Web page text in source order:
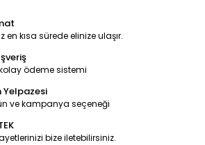
en kısa sürede elinize ulaşır.
ödeme sistemi
Yelpazesi
ve kampanya seçeneği
bize iletebilirsiniz.